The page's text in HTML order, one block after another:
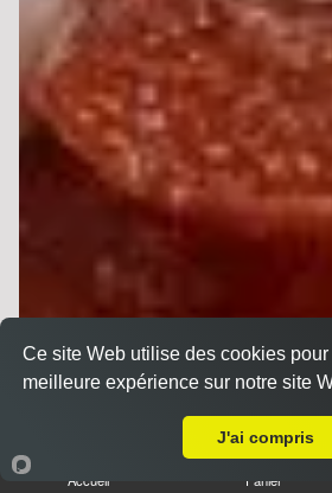
Accueil Panier
Ce site Web utilise des cookies
meilleure expérience sur notre site
J'ai compris